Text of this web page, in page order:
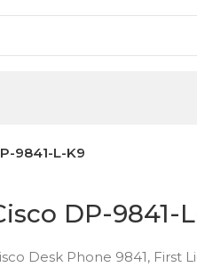
9841-L-K9
DP-9841-
Desk Phone 9841, First